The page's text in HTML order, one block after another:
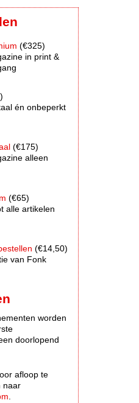
(€325)
in print &
én onbeperkt
(€175)
alleen
(€65)
alle artikelen
(€14,50)
van Fonk
worden
doorlopend
afloop te
naar